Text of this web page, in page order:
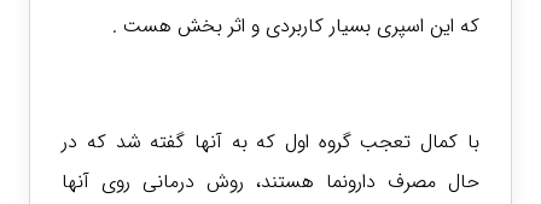
که این اسپری بسیار کاربردی و اثر بخش هست .
با کمال تعجب گروه اول که به آنها گفته شد که در
حال مصرف دارونما هستند، روش درمانی روی آنها